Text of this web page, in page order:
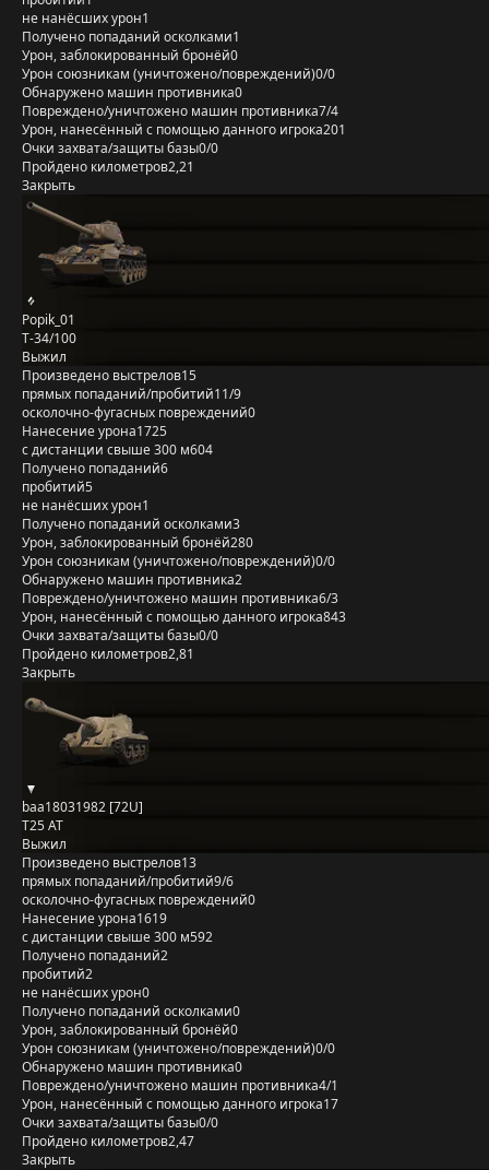
не нанёсших урон1
Получено попаданий осколками1
Урон, заблокированный бронёй0
Урон союзникам (уничтожено/повреждений)0/0
Обнаружено машин противника0
Повреждено/уничтожено машин противника7/4
Урон, нанесённый с помощью данного игрока201
Очки захвата/защиты базы0/0
Пройдено километров2,21
Закрыть
Popik_01
T-34/100
Выжил
Произведено выстрелов15
прямых попаданий/пробитий11/9
осколочно-фугасных повреждений0
Нанесение урона1725
с дистанции свыше 300 м604
Получено попаданий6
пробитий5
не нанёсших урон1
Получено попаданий осколками3
Урон, заблокированный бронёй280
Урон союзникам (уничтожено/повреждений)0/0
Обнаружено машин противника2
Повреждено/уничтожено машин противника6/3
Урон, нанесённый с помощью данного игрока843
Очки захвата/защиты базы0/0
Пройдено километров2,81
Закрыть
baa18031982 [72U]
T25 AT
Выжил
Произведено выстрелов13
прямых попаданий/пробитий9/6
осколочно-фугасных повреждений0
Нанесение урона1619
с дистанции свыше 300 м592
Получено попаданий2
пробитий2
не нанёсших урон0
Получено попаданий осколками0
Урон, заблокированный бронёй0
Урон союзникам (уничтожено/повреждений)0/0
Обнаружено машин противника0
Повреждено/уничтожено машин противника4/1
Урон, нанесённый с помощью данного игрока17
Очки захвата/защиты базы0/0
Пройдено километров2,47
Закрыть